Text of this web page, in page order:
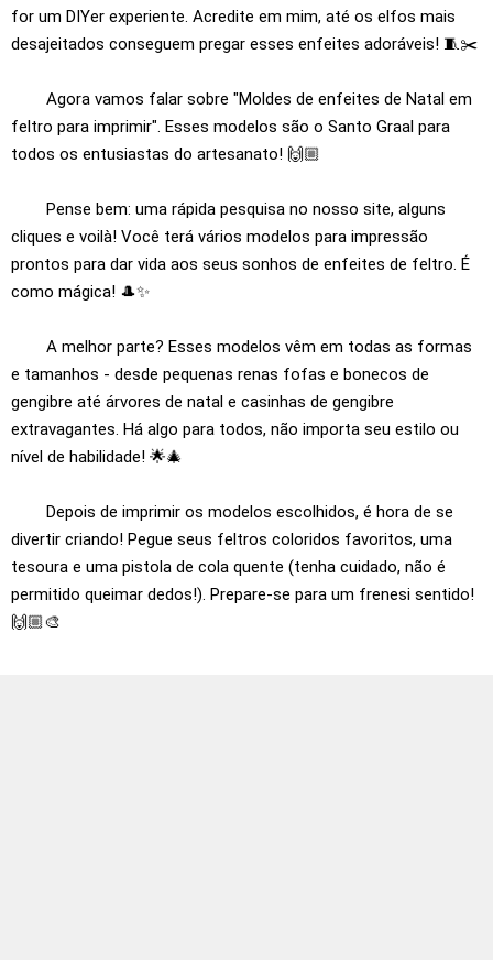
for um DIYer experiente. Acredite em mim, até os elfos mais
desajeitados conseguem pregar esses enfeites adoráveis! 🧵✂️
Agora vamos falar sobre "Moldes de enfeites de Natal em
feltro para imprimir". Esses modelos são o Santo Graal para
todos os entusiastas do artesanato! 🙌🏼
Pense bem: uma rápida pesquisa no nosso site, alguns
cliques e voilà! Você terá vários modelos para impressão
prontos para dar vida aos seus sonhos de enfeites de feltro. É
como mágica! 🎩✨
A melhor parte? Esses modelos vêm em todas as formas
e tamanhos - desde pequenas renas fofas e bonecos de
gengibre até árvores de natal e casinhas de gengibre
extravagantes. Há algo para todos, não importa seu estilo ou
nível de habilidade! 🌟🎄
Depois de imprimir os modelos escolhidos, é hora de se
divertir criando! Pegue seus feltros coloridos favoritos, uma
tesoura e uma pistola de cola quente (tenha cuidado, não é
permitido queimar dedos!). Prepare-se para um frenesi sentido!
🙌🏼🎨